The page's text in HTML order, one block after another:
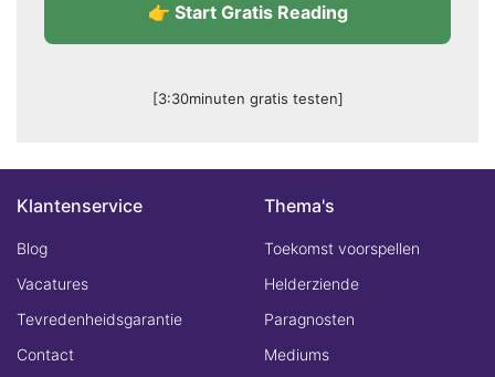
👉 Start Gratis Reading
[3:30minuten gratis testen]
Klantenservice
Blog
Vacatures
Tevredenheidsgarantie
Contact
Thema's
Toekomst voorspellen
Helderziende
Paragnosten
Mediums